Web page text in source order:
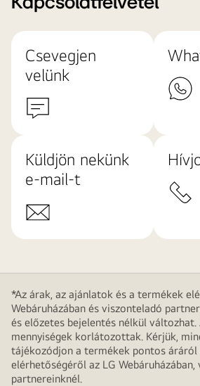
Csevegjen
velünk
Küldjön nekünk
e-mail-t
*Az árak, az ajánlatok és a termékek
Webáruházában és viszonteladó
és előzetes bejelentés nélkül változhat.
mennyiségek korlátozottak. Kérjük,
tájékozódjon a termékek pontos áráról
elérhetőségéről az LG
partnereinknél.